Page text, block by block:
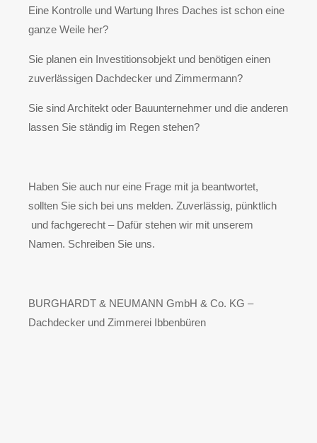
Eine Kontrolle und Wartung Ihres Daches ist schon eine
ganze Weile her?
Sie planen ein Investitionsobjekt und benötigen einen
zuverlässigen Dachdecker und Zimmermann?
Sie sind Architekt oder Bauunternehmer und die anderen
lassen Sie ständig im Regen stehen?
Haben Sie auch nur eine Frage mit ja beantwortet,
sollten Sie sich bei uns melden. Zuverlässig, pünktlich
und fachgerecht – Dafür stehen wir mit unserem
Namen. Schreiben Sie uns.
BURGHARDT & NEUMANN GmbH & Co. KG –
Dachdecker und Zimmerei Ibbenbüren